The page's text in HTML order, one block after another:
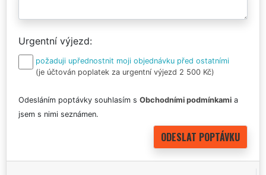
Urgentní výjezd
požaduji upřednostnit moji objednávku před ostatními
(je účtován poplatek za urgentní výjezd 2 500 Kč)
Odesláním poptávky souhlasím s Obchodními podmínkami a
jsem s nimi seznámen.